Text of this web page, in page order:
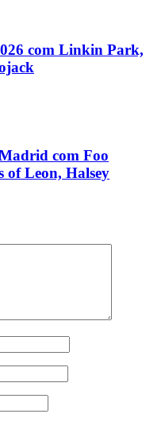
com Linkin Park,
com Foo
of Leon, Halsey